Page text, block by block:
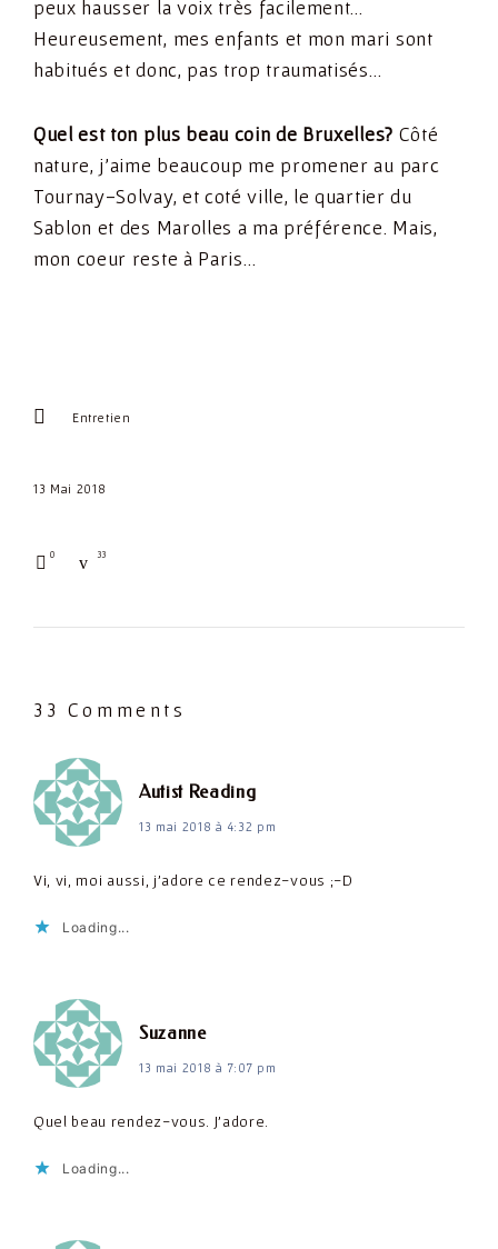
peux hausser la voix très facilement…
Heureusement, mes enfants et mon mari sont
habitués et donc, pas trop traumatisés…
Quel est ton plus beau coin de Bruxelles? Côté
nature, j’aime beaucoup me promener au parc
Tournay-Solvay, et coté ville, le quartier du
Sablon et des Marolles a ma préférence. Mais,
mon coeur reste à Paris…
Entretien
13 Mai 2018
33
0
33 Comments
Autist Readingdit :
13 mai 2018 à 4:32 pm
Vi, vi, moi aussi, j'adore ce rendez-vous ;-D
Loading...
Suzannedit :
13 mai 2018 à 7:07 pm
Quel beau rendez-vous. J'adore.
Loading...